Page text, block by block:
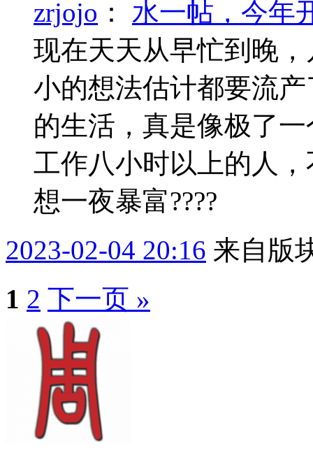
zrjojo ： 水一帖，今年
现在天天从早忙到晚
小的想法估计都要流
的生活，真是像极了
工作八小时以上的人
想一夜暴富????
2023-02-04 20:16 来自版
1 2 下一页 »